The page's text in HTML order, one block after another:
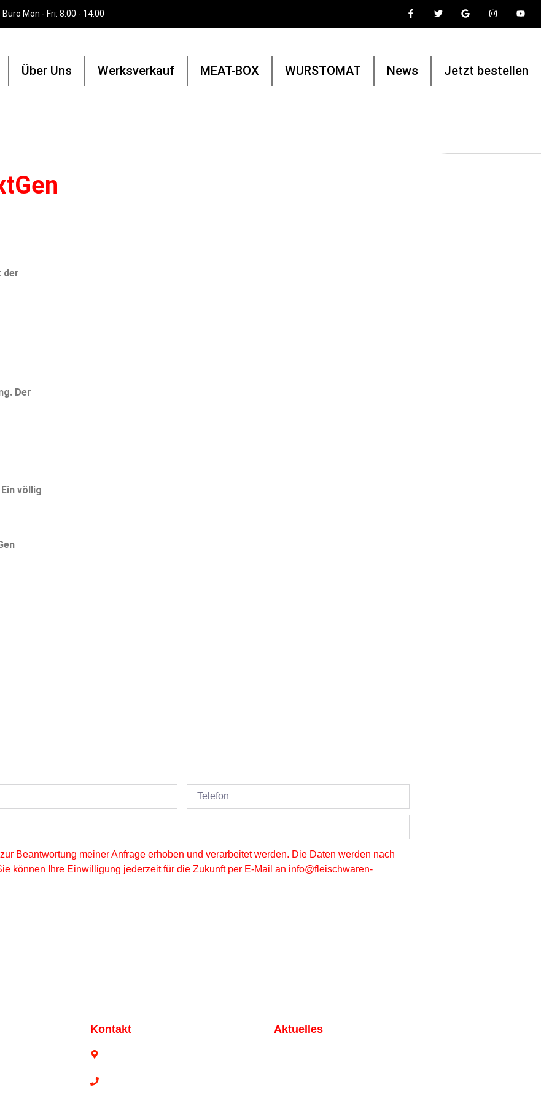
Büro Mon - Fri: 8:00 - 14:00
Über Uns Werksverkauf MEAT-BOX WURSTOMAT News Jetzt bestellen
der
Der
völlig
Beantwortung meiner Anfrage erhoben und verarbeitet werden. Die Daten werden nach
können Ihre Einwilligung jederzeit für die Zukunft per E-Mail an info@fleischwaren-
Kontakt Aktuelles